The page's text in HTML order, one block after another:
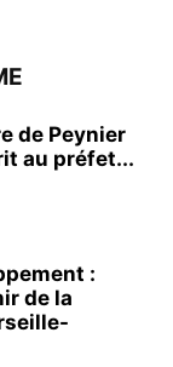
de Peynier
au préfet...
:
de la